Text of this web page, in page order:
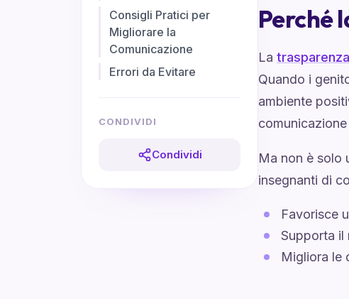
Consigli Pratici per
Migliorare la
Comunicazione
Errori da Evitare
CONDIVIDI
Condividi
Perché
La
Quando i
ambiente
Ma non è solo
insegnanti di
Favorisce
Supporta il
Migliora le